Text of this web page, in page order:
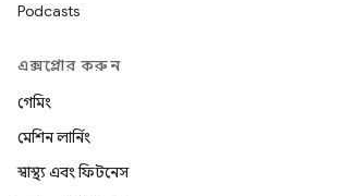
Podcasts
এক্সপ্লোর করুন
গেমিং
মেশিন লার্নিং
স্বাস্থ্য এবং ফিটনেস